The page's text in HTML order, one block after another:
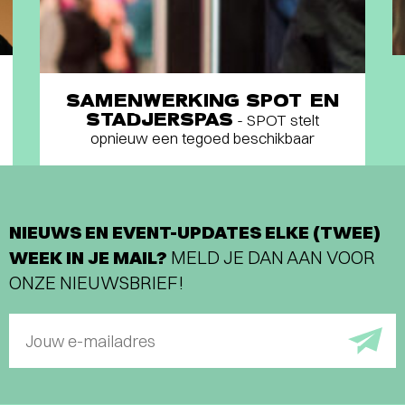
SAMENWERKING SPOT EN
STADJERSPAS - SPOT stelt
opnieuw een tegoed beschikbaar
NIEUWS EN EVENT-UPDATES ELKE (TWEE)
WEEK IN JE MAIL? MELD JE DAN AAN VOOR
ONZE NIEUWSBRIEF!
Jouw e-mailadres